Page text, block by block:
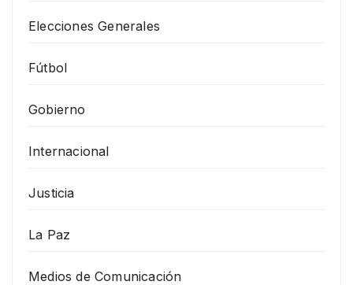
Elecciones Generales
Fútbol
Gobierno
Internacional
Justicia
La Paz
Medios de Comunicación